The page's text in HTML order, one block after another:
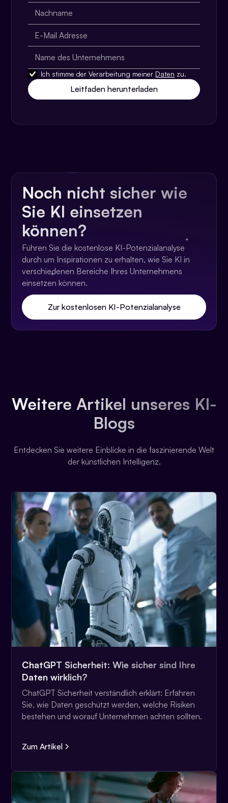
Ich stimme der Verarbeitung meiner Daten zu.
Noch nicht sicher wie
Sie KI einsetzen
können?
Führen Sie die kostenlose KI-Potenzialanalyse
durch um Inspirationen zu erhalten, wie Sie KI in
verschiedenen Bereiche Ihres Unternehmens
einsetzen können.
Zur kostenlosen KI-Potenzialanalyse
Weitere Artikel unseres KI-
Blogs
Entdecken Sie weitere Einblicke in die faszinierende Welt
der künstlichen Intelligenz.
ChatGPT Sicherheit: Wie sicher sind Ihre
Daten wirklich?
ChatGPT Sicherheit verständlich erklärt: Erfahren
Sie, wie Daten geschützt werden, welche Risiken
bestehen und worauf Unternehmen achten sollten.
Zum Artikel